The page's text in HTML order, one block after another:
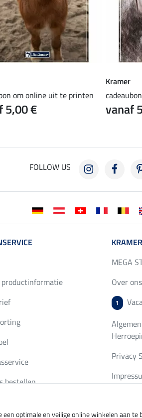
om online uit te printen
5,00 €
Kramer
vanaf
FOLLOW US
bestellen
MEGA
Over
1
Privacy
een optimale en veilige online winkelen aan